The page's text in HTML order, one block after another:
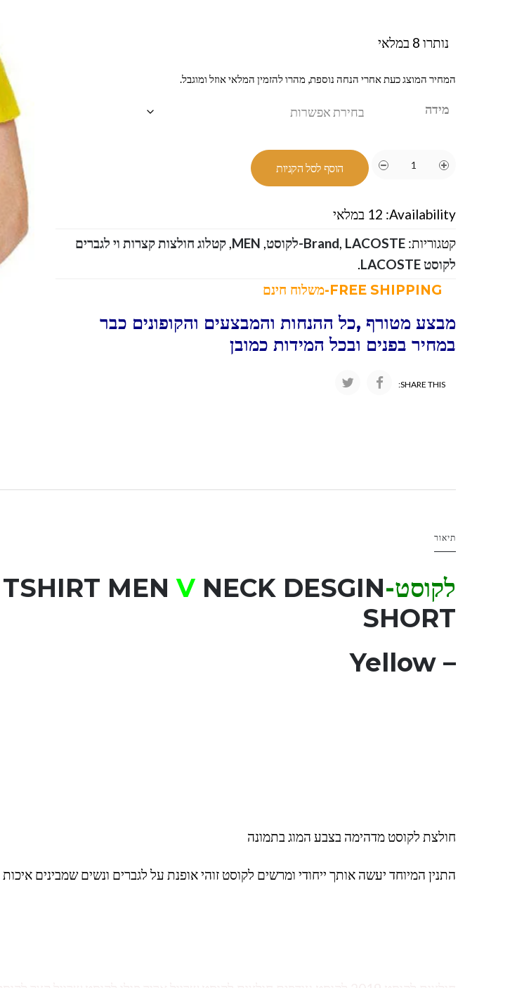
נותרו 8 במלאי
המחיר המוצג כעת אחרי הנחה נוספת, מהרו להזמין המלאי אוזל ומוגבל.
מידה
הוסף לסל הקניות
Availability: 12 במלאי
קטגוריות:
Brand, LACOSTE-לקוסט ,
MEN
,קטלוג חולצות קצרות וי לגברים
לקוסט LACOSTE
.
מבצע מטורף ,כל ההנחות והמבצעים והקופונים כבר
במחיר בפנים ובכל המידות כמובן
SHARE THIS:
תיאור
לקוסט-LAC TSHIRT MENV NECK DESGIN
SHORT
– Yellow
חולצת לקוסט מדהימה בצבע המוג בתמונה
התנין המיוחד יעשה אותך ייחודי ומרשים לקוסט זוהי אופנת על לגברים ונשים שמבינים איכות